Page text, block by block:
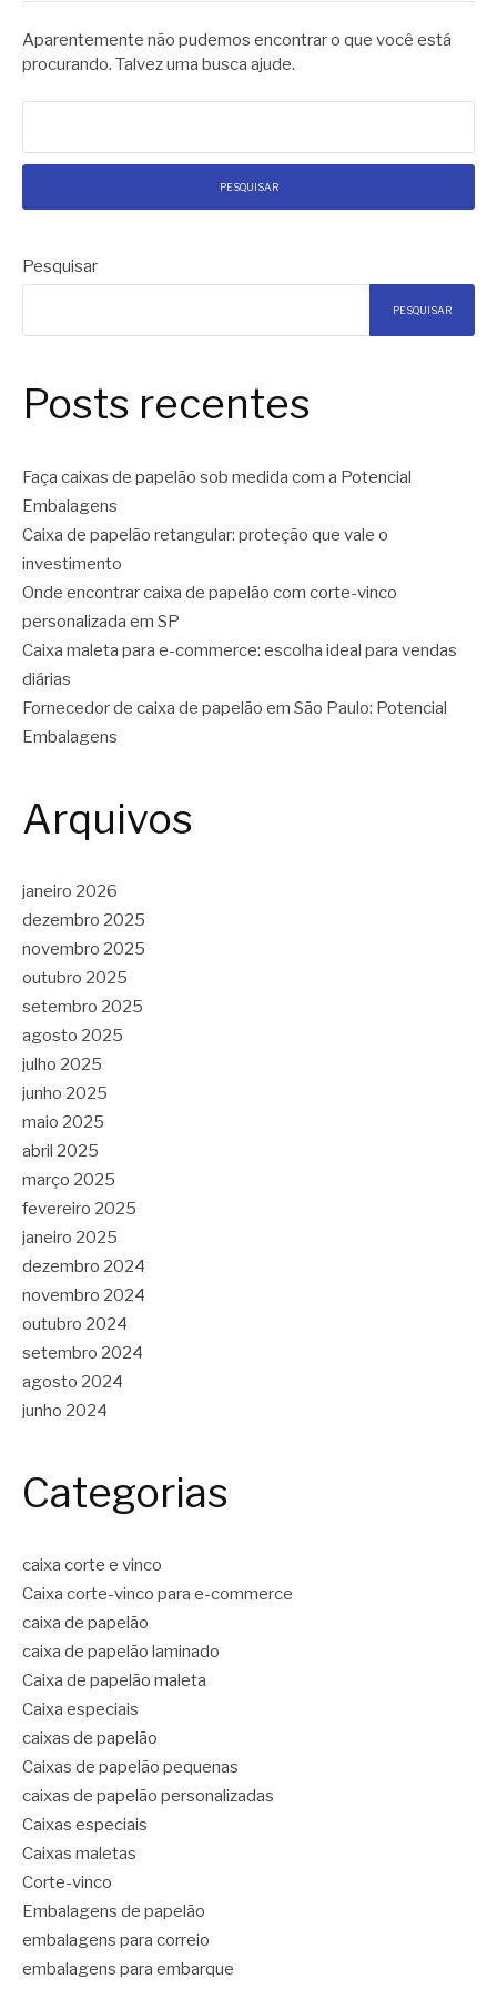
Aparentemente não pudemos encontrar o que você está
procurando. Talvez uma busca ajude.
Pesquisar
PESQUISAR
Posts recentes
Faça caixas de papelão sob medida com a Potencial
Embalagens
Caixa de papelão retangular: proteção que vale o
investimento
Onde encontrar caixa de papelão com corte-vinco
personalizada em SP
Caixa maleta para e-commerce: escolha ideal para vendas
diárias
Fornecedor de caixa de papelão em São Paulo: Potencial
Embalagens
Arquivos
janeiro 2026
dezembro 2025
novembro 2025
outubro 2025
setembro 2025
agosto 2025
julho 2025
junho 2025
maio 2025
abril 2025
março 2025
fevereiro 2025
janeiro 2025
dezembro 2024
novembro 2024
outubro 2024
setembro 2024
agosto 2024
junho 2024
Categorias
caixa corte e vinco
Caixa corte-vinco para e-commerce
caixa de papelão
caixa de papelão laminado
Caixa de papelão maleta
Caixa especiais
caixas de papelão
Caixas de papelão pequenas
caixas de papelão personalizadas
Caixas especiais
Caixas maletas
Corte-vinco
Embalagens de papelão
embalagens para correio
embalagens para embarque